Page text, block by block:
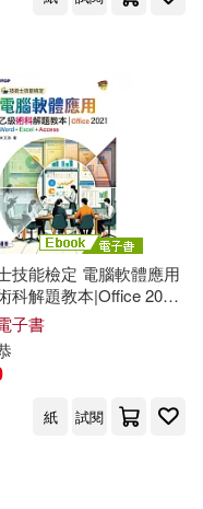
策，
技能檢定 電腦軟體應用
科解題教本|Office 2021
)
子書
紙 試閱